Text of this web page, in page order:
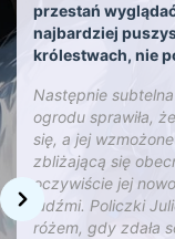
przestań
najbardziej
królestwach, nie
Następnie
ogrodu sprawiła,
się, a jej
zbliżającą się
oczywiście jej
ludźmi. Policzki
różem, gdy zdała